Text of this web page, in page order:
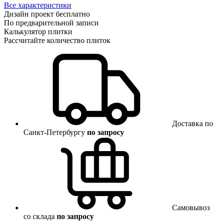
Все характеристики
Дизайн проект бесплатно
По предварительной записи
Калькулятор плитки
Рассчитайте количество плиток
Доставка по
Санкт-Петербургу по запросу
Самовывоз
со склада по запросу